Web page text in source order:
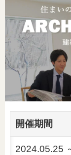
開催期間
2024.05.25